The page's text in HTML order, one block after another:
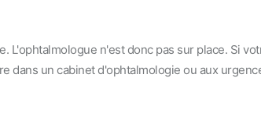
L'ophtalmologue n'est donc pas sur place. Si
dans un cabinet d'ophtalmologie ou aux